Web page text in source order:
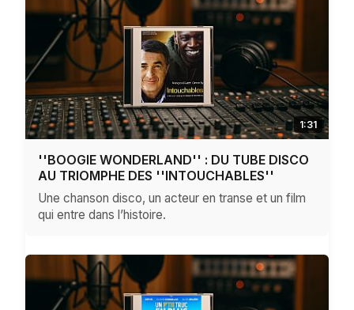
1:31
''BOOGIE WONDERLAND'' : DU TUBE DISCO
AU TRIOMPHE DES ''INTOUCHABLES''
Une chanson disco, un acteur en transe et un film
qui entre dans l’histoire.